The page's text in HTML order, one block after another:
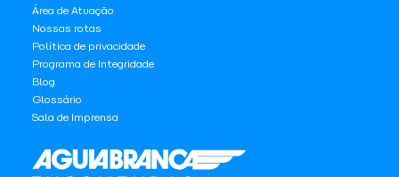
Área de Atuação
Nossas rotas
Política de privacidade
Programa de Integridade
Blog
Glossário
Sala de Imprensa